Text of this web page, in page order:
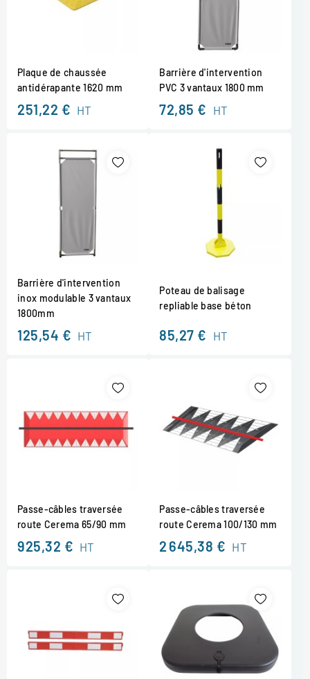
Plaque de chaussée
antidérapante 1620 mm
251,22 € HT
Barrière d'intervention
PVC 3 vantaux 1800 mm
72,85 € HT
Barrière d'intervention
inox modulable 3 vantaux
1800mm
125,54 € HT
Poteau de balisage
repliable base béton
85,27 € HT
Passe-câbles traversée
route Cerema 65/90 mm
925,32 € HT
Passe-câbles traversée
route Cerema 100/130 mm
2 645,38 € HT